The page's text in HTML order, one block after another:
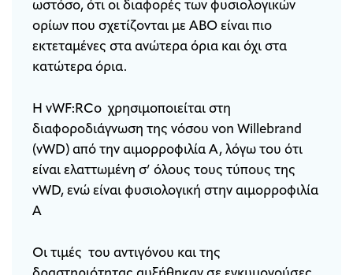
ωστόσο, ότι οι διαφορές των φυσιολογικών
ορίων που σχετίζονται με ΑΒΟ είναι πιο
εκτεταμένες στα ανώτερα όρια και όχι στα
κατώτερα όρια.
Η vWF:RCo χρησιμοποιείται στη
διαφοροδιάγνωση της νόσου von Willebrand
(vWD) από την αιμορροφιλία Α, λόγω του ότι
είναι ελαττωμένη σ’ όλους τους τύπους της
vWD, ενώ είναι φυσιολογική στην αιμορροφιλία
Α
Οι τιμές του αντιγόνου και της